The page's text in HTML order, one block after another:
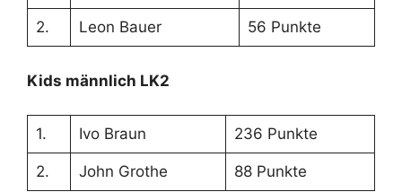
2. Leon Bauer 56 Punkte
Kids männlich LK2
1. Ivo Braun 236 Punkte
2. John Grothe 88 Punkte